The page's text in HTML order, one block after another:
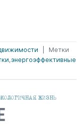
Метки
,энергоэффективные
ЖИЗНЬ